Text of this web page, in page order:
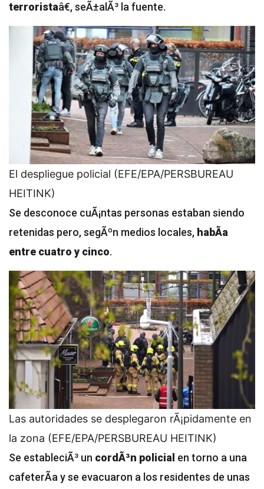
terroristaâ€, seÃ±alÃ³ la fuente.
El despliegue policial (EFE/EPA/PERSBUREAU
HEITINK)
Se desconoce cuÃ¡ntas personas estaban siendo
retenidas pero, segÃºn medios locales, habÃ­a
entre cuatro y cinco.
Las autoridades se desplegaron rÃ¡pidamente en
la zona (EFE/EPA/PERSBUREAU HEITINK)
Se estableciÃ³ un cordÃ³n policial en torno a una
cafeterÃ­a y se evacuaron a los residentes de unas